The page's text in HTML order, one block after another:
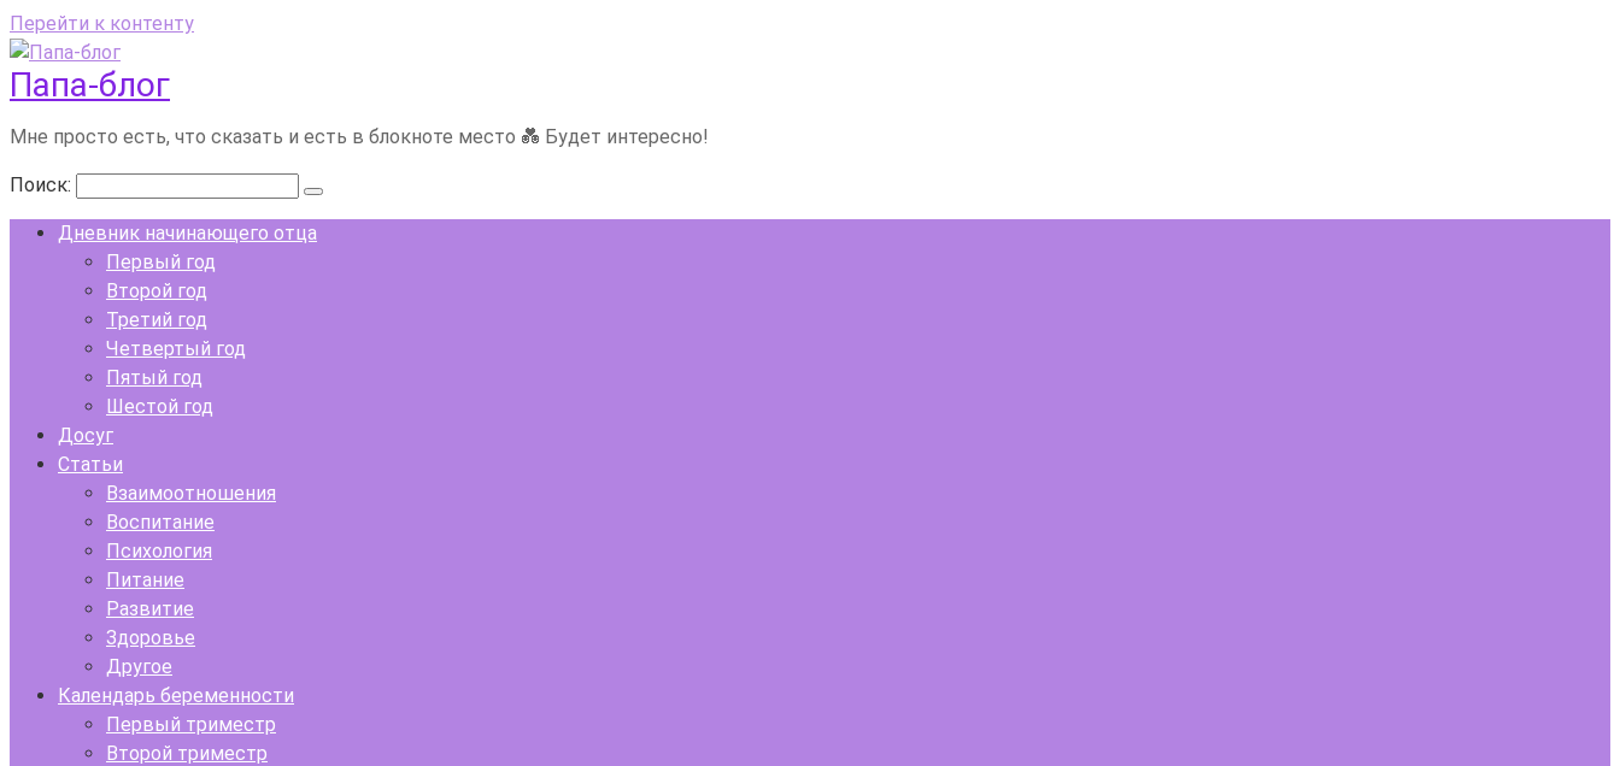
Перейти к контенту
Папа-блог
Мне просто есть, что сказать и есть в блокноте место 💑 Будет интересно!
Поиск:
Дневник начинающего отца
Первый год
Второй год
Третий год
Четвертый год
Пятый год
Шестой год
Досуг
Статьи
Взаимоотношения
Воспитание
Психология
Питание
Развитие
Здоровье
Другое
Календарь беременности
Первый триместр
Второй триместр